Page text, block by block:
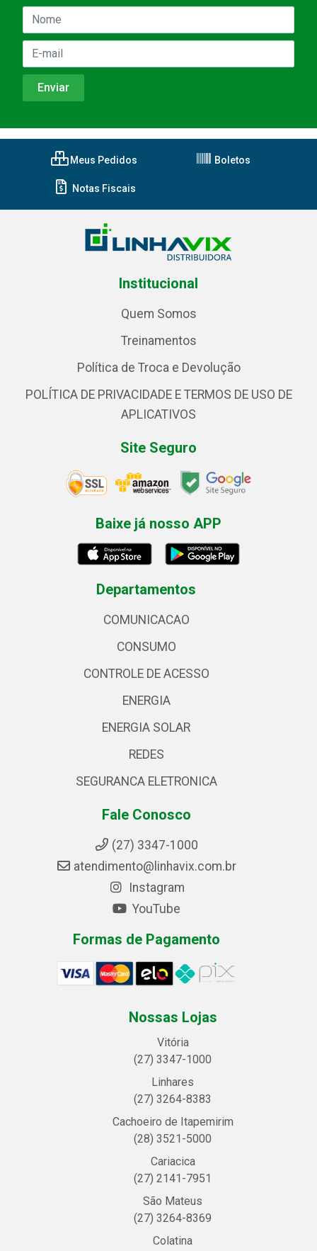
Meus Pedidos Boletos
Notas Fiscais
Institucional
Quem Somos
Treinamentos
Política de Troca e Devolução
POLÍTICA DE PRIVACIDADE E TERMOS DE USO DE
APLICATIVOS
Site Seguro
Baixe já nosso APP
Departamentos
COMUNICACAO
CONSUMO
CONTROLE DE ACESSO
ENERGIA
ENERGIA SOLAR
REDES
SEGURANCA ELETRONICA
Fale Conosco
(27) 3347-1000
atendimento@linhavix.com.br
Instagram
YouTube
Formas de Pagamento
Nossas Lojas
Vitória
(27) 3347-1000
Linhares
(27) 3264-8383
Cachoeiro de Itapemirim
(28) 3521-5000
Cariacica
(27) 2141-7951
São Mateus
(27) 3264-8369
Colatina